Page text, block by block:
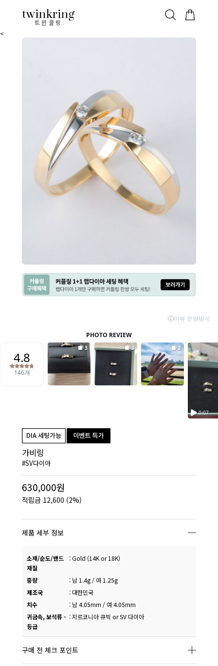
트윈클링
ALL 베스트 안쪽막음 웨딩/다이아 가드링/반지
<
가비링
#SV다이아
630,000원
적립금 12,600 (2%)
제품 세부 정보
소재/순도/밴드
재질
:Gold (14K or 18K)
중량 : 남 1.4g / 여 1.25g
제조국
: 대한민국
치수
: 남 4.05mm / 여 4.05mm
귀금속, 보석류 -
등급
:지르코니아 큐빅 or SV 다이아
구매 전 체크 포인트